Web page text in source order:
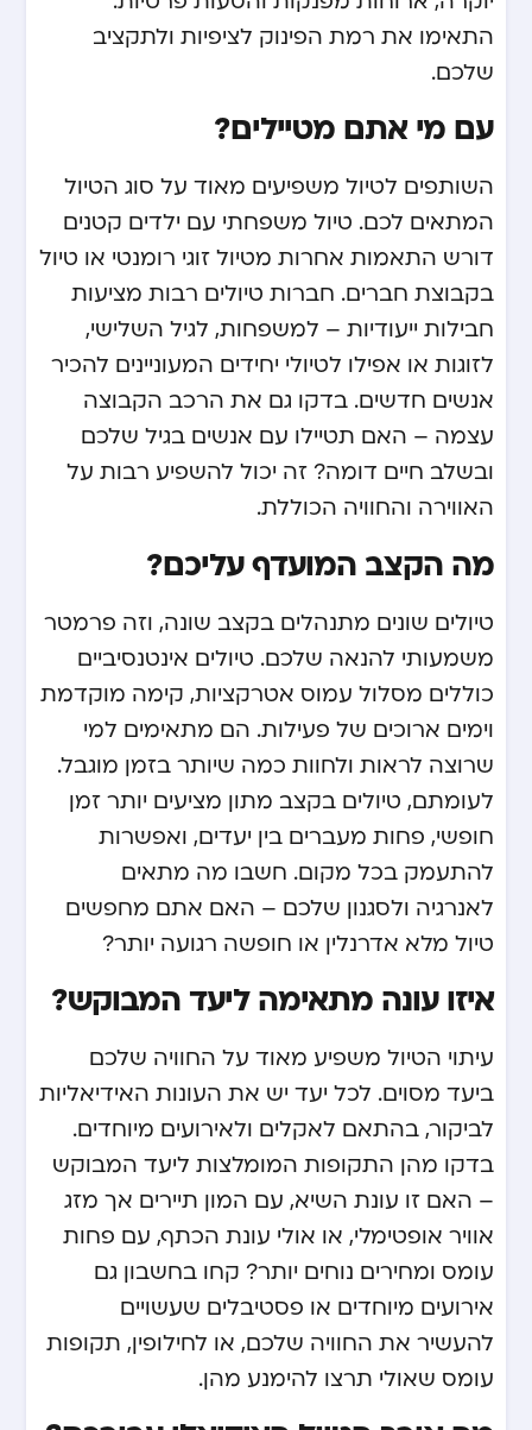
התאימו את רמת הפינוק לציפיות ולתקציב
שלכם.
עם מי אתם מטיילים?
השותפים לטיול משפיעים מאוד על סוג הטיול
המתאים לכם. טיול משפחתי עם ילדים קטנים
דורש התאמות אחרות מטיול זוגי רומנטי או טיול
בקבוצת חברים. חברות טיולים רבות מציעות
חבילות ייעודיות – למשפחות, לגיל השלישי,
לזוגות או אפילו לטיולי יחידים המעוניינים להכיר
אנשים חדשים. בדקו גם את הרכב הקבוצה
עצמה – האם תטיילו עם אנשים בגיל שלכם
ובשלב חיים דומה? זה יכול להשפיע רבות על
האווירה והחוויה הכוללת.
מה הקצב המועדף עליכם?
טיולים שונים מתנהלים בקצב שונה, וזה פרמטר
משמעותי להנאה שלכם. טיולים אינטנסיביים
כוללים מסלול עמוס אטרקציות, קימה מוקדמת
וימים ארוכים של פעילות. הם מתאימים למי
שרוצה לראות ולחוות כמה שיותר בזמן מוגבל.
לעומתם, טיולים בקצב מתון מציעים יותר זמן
חופשי, פחות מעברים בין יעדים, ואפשרות
להתעמק בכל מקום. חשבו מה מתאים
לאנרגיה ולסגנון שלכם – האם אתם מחפשים
טיול מלא אדרנלין או חופשה רגועה יותר?
איזו עונה מתאימה ליעד המבוקש?
עיתוי הטיול משפיע מאוד על החוויה שלכם
ביעד מסוים. לכל יעד יש את העונות האידיאליות
לביקור, בהתאם לאקלים ולאירועים מיוחדים.
בדקו מהן התקופות המומלצות ליעד המבוקש
– האם זו עונת השיא, עם המון תיירים אך מזג
אוויר אופטימלי, או אולי עונת הכתף, עם פחות
עומס ומחירים נוחים יותר? קחו בחשבון גם
אירועים מיוחדים או פסטיבלים שעשויים
להעשיר את החוויה שלכם, או לחילופין, תקופות
עומס שאולי תרצו להימנע מהן.